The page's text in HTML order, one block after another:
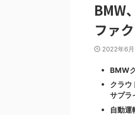
BMW
ファ
2022年6
BMW
クラウ
サプラ
自動運